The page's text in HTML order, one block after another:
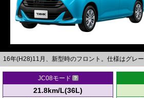
16年(H28)11月、新型時のフロント。仕様はグレ
JC08モード
21.8km/L(36L)